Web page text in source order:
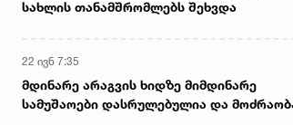
სახლის თანამშრომლებს შეხვდა
22 ივნ 7:35
მდინარე არაგვის ხიდზე მიმდინარე
სამუშაოები დასრულებულია და